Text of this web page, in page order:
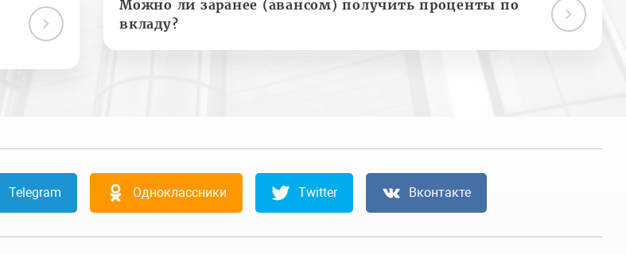
Можно ли заранее (авансом) получить проценты по
вкладу?
Telegram Одноклассники Twitter Вконтакте